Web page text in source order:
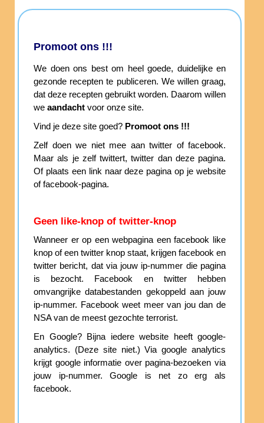
Promoot ons !!!
We doen ons best om heel goede, duidelijke en
gezonde recepten te publiceren. We willen graag,
dat deze recepten gebruikt worden. Daarom willen
we aandacht voor onze site.
Vind je deze site goed? Promoot ons !!!
Zelf doen we niet mee aan twitter of facebook.
Maar als je zelf twittert, twitter dan deze pagina.
Of plaats een link naar deze pagina op je website
of facebook-pagina.
Geen like-knop of twitter-knop
Wanneer er op een webpagina een facebook like
knop of een twitter knop staat, krijgen facebook en
twitter bericht, dat via jouw ip-nummer die pagina
is bezocht. Facebook en twitter hebben
omvangrijke databestanden gekoppeld aan jouw
ip-nummer. Facebook weet meer van jou dan de
NSA van de meest gezochte terrorist.
En Google? Bijna iedere website heeft google-
analytics. (Deze site niet.) Via google analytics
krijgt google informatie over pagina-bezoeken via
jouw ip-nummer. Google is net zo erg als
facebook.